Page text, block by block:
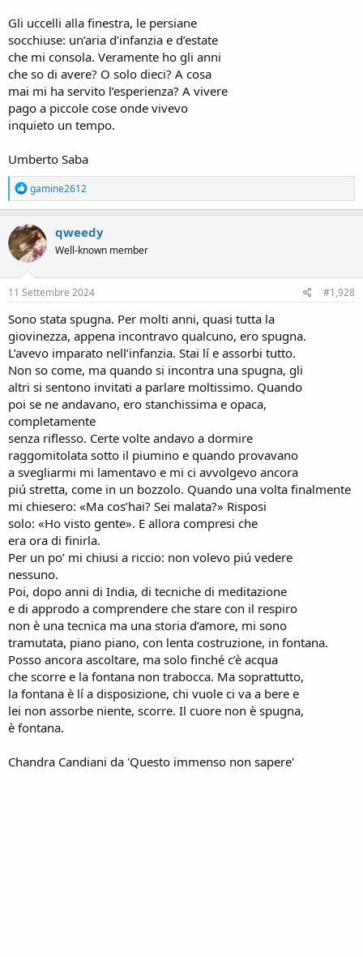
Gli uccelli alla finestra, le persiane
socchiuse: un’aria d’infanzia e d’estate
che mi consola. Veramente ho gli anni
che so di avere? O solo dieci? A cosa
mai mi ha servito l’esperienza? A vivere
pago a piccole cose onde vivevo
inquieto un tempo.
Umberto Saba
R
e
a
c
t
i
o
n
s
gamine2612
qweedy
Well-known member
11 Settembre 2024 #1,928
Sono stata spugna. Per molti anni, quasi tutta la
giovinezza, appena incontravo qualcuno, ero spugna.
L’avevo imparato nell’infanzia. Stai lí e assorbi tutto.
Non so come, ma quando si incontra una spugna, gli
altri si sentono invitati a parlare moltissimo. Quando
poi se ne andavano, ero stanchissima e opaca,
completamente
senza riflesso. Certe volte andavo a dormire
raggomitolata sotto il piumino e quando provavano
a svegliarmi mi lamentavo e mi ci avvolgevo ancora
piú stretta, come in un bozzolo. Quando una volta finalmente
mi chiesero: «Ma cos’hai? Sei malata?» Risposi
solo: «Ho visto gente». E allora compresi che
era ora di finirla.
Per un po’ mi chiusi a riccio: non volevo piú vedere
nessuno.
Poi, dopo anni di India, di tecniche di meditazione
e di approdo a comprendere che stare con il respiro
non è una tecnica ma una storia d’amore, mi sono
tramutata, piano piano, con lenta costruzione, in fontana.
Posso ancora ascoltare, ma solo finché c’è acqua
che scorre e la fontana non trabocca. Ma soprattutto,
la fontana è lí a disposizione, chi vuole ci va a bere e
lei non assorbe niente, scorre. Il cuore non è spugna,
è fontana.
Chandra Candiani da 'Questo immenso non sapere'